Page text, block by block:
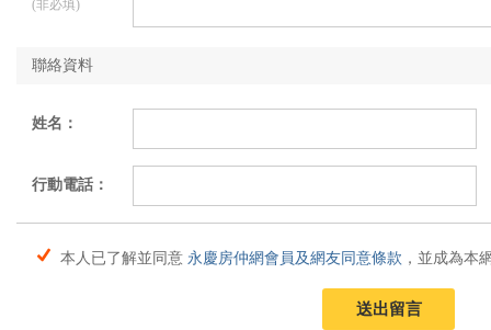
(非必填)
聯絡資料
姓名：
行動電話：
本人已了解並同意 永慶房仲網會員及網友同意條款 ，並成為本